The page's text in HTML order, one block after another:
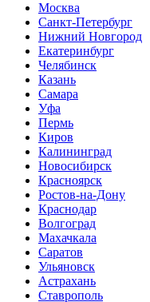
Москва
Санкт-Петербург
Нижний Новгород
Екатеринбург
Челябинск
Казань
Самара
Уфа
Пермь
Киров
Калининград
Новосибирск
Красноярск
Ростов-на-Дону
Краснодар
Волгоград
Махачкала
Саратов
Ульяновск
Астрахань
Ставрополь